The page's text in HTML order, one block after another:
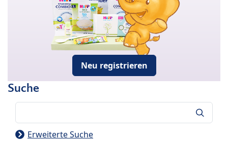
Neu registrieren
Suche
Erweiterte Suche